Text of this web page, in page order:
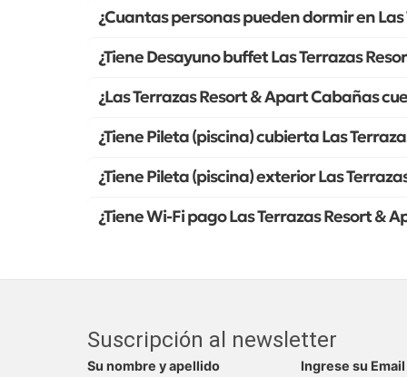
¿Cuantas personas pueden dormir en
¿Tiene Desayuno buffet Las Terrazas
¿Las Terrazas Resort & Apart Cabañas
¿Tiene Pileta (piscina) cubierta Las
¿Tiene Pileta (piscina) exterior Las
¿Tiene Wi-Fi pago Las Terrazas Resort &
Suscripción al newsletter
Su nombre y apellido Ingrese su Email